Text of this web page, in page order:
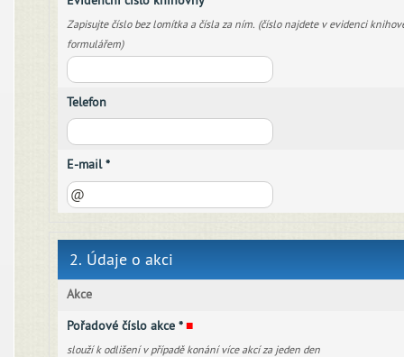
Zapisujte číslo bez lomítka a čísla za ním. (číslo najdete v evidenci
formulářem)
Telefon
E-mail *
2. Údaje o akci
Akce
Pořadové číslo akce *■
slouží k odlišení v případě konání více akcí za jeden den